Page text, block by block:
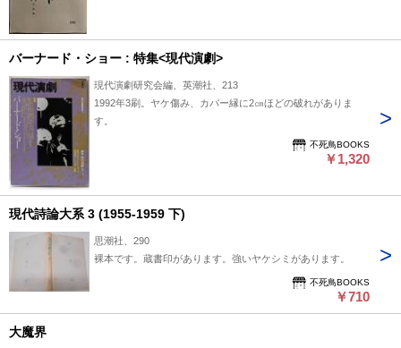
バーナード・ショー : 特集<現代演劇>
現代演劇研究会編、英潮社、213
1992年3刷。ヤケ傷み、カバー縁に2㎝ほどの破れがありま
す。
不死鳥BOOKS
￥1,320
現代詩論大系 3 (1955-1959 下)
思潮社、290
裸本です。蔵書印があります。強いヤケシミがあります。
不死鳥BOOKS
￥710
大魔界